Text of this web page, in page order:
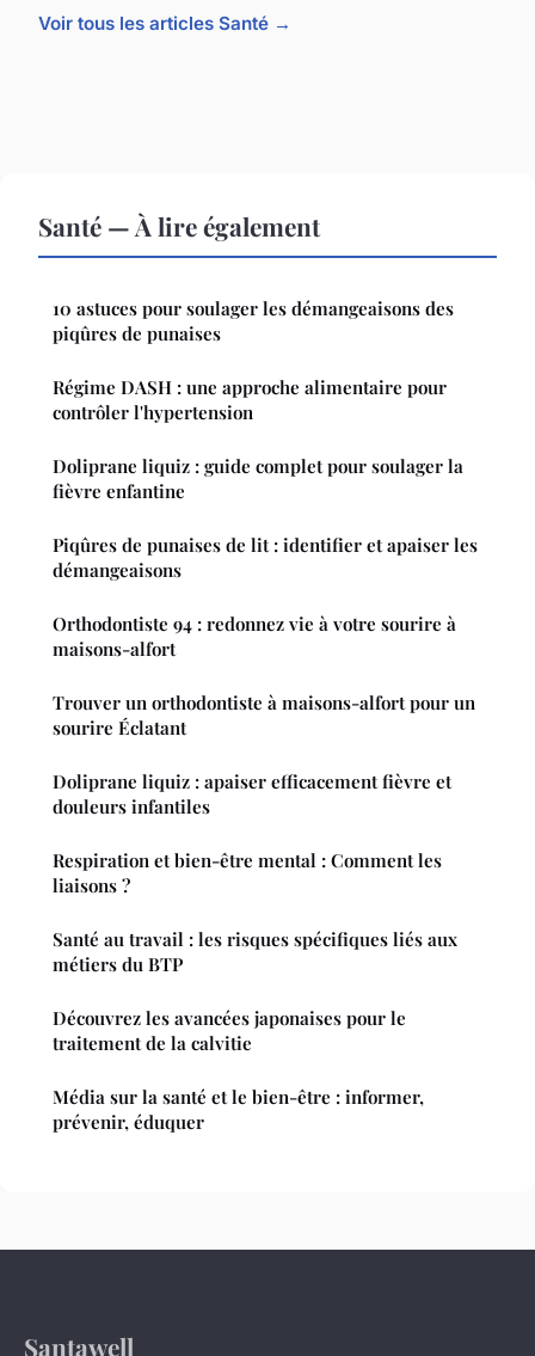
Voir tous les articles Santé →
Santé — À lire également
10 astuces pour soulager les démangeaisons des
piqûres de punaises
Régime DASH : une approche alimentaire pour
contrôler l'hypertension
Doliprane liquiz : guide complet pour soulager la
fièvre enfantine
Piqûres de punaises de lit : identifier et apaiser les
démangeaisons
Orthodontiste 94 : redonnez vie à votre sourire à
maisons-alfort
Trouver un orthodontiste à maisons-alfort pour un
sourire Éclatant
Doliprane liquiz : apaiser efficacement fièvre et
douleurs infantiles
Respiration et bien-être mental : Comment les
liaisons ?
Santé au travail : les risques spécifiques liés aux
métiers du BTP
Découvrez les avancées japonaises pour le
traitement de la calvitie
Média sur la santé et le bien-être : informer,
prévenir, éduquer
Santawell